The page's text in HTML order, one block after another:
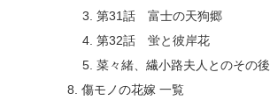
第31話 富士の天狗郷
第32話 蛍と彼岸花
菜々緒、繊小路夫人とのその後
傷モノの花嫁 一覧